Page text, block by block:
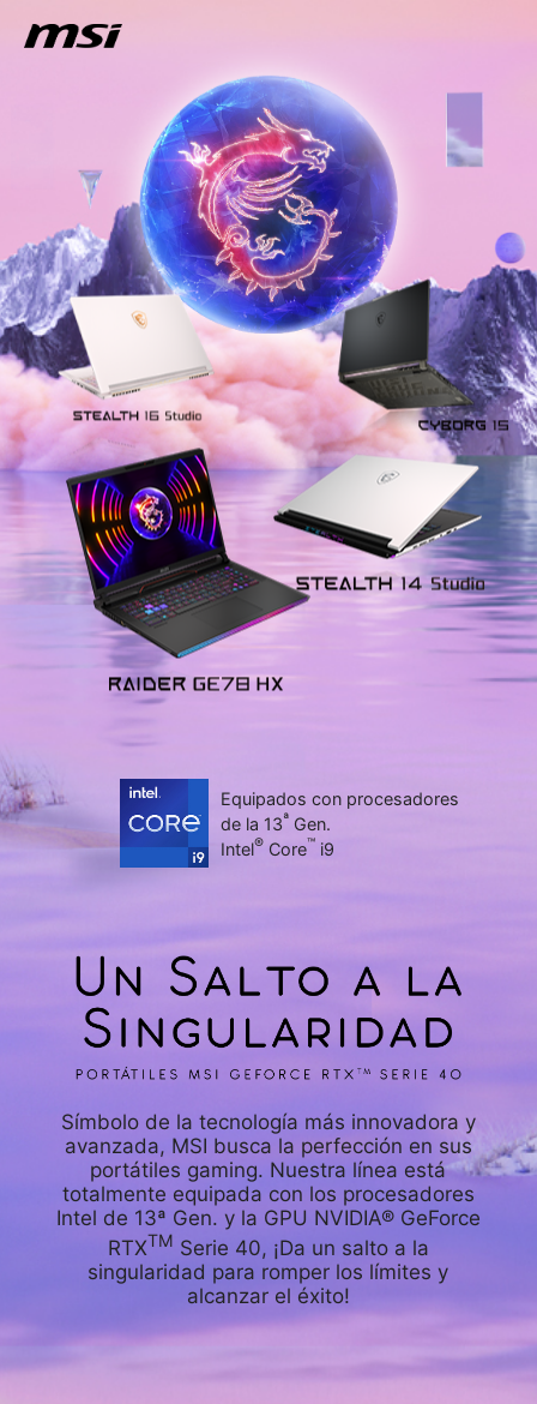
Equipados con procesadores
de la 13ªGen.
Intel®Core™i9
Símbolo de la tecnología más innovadora y
avanzada, MSI busca la perfección en sus
portátiles gaming. Nuestra línea está
totalmente equipada con los procesadores
Intel de 13ª Gen. y la GPU NVIDIA® GeForce
RTXTM Serie 40, ¡Da un salto a la
singularidad para romper los límites y
alcanzar el éxito!